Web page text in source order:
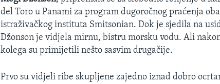
del Toro u Panami za program dugoročnog praćenja
istraživačkog instituta Smitsonian. Dok je sjedila na
Džonson je vidjela mirnu, bistru morsku vodu. Ali
kolega su primijetili nešto sasvim drugačije.
Prvo su vidjeli ribe skupljene zajedno iznad dobro